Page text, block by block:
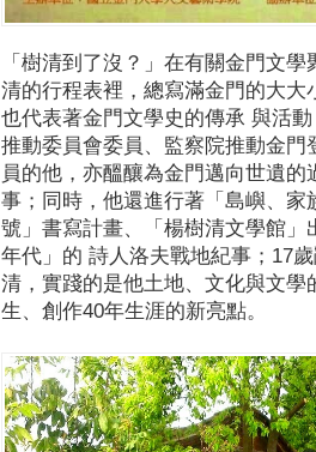
「樹清到了沒？」在有關金門文
清的行程表裡，總寫滿金門的大
也代表著金門文學史的傳承 與活
推動委員會委員、監察院推動金
員的他，亦醞釀為金門邁向世遺
事；同時，他還進行著「島嶼、
號」書寫計畫、「楊樹清文學館
年代」的 詩人洛夫戰地紀事；17
清，實踐的是他土地、文化與文
生、創作40年生涯的新亮點。